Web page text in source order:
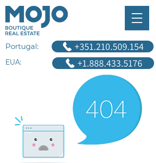
+1.888.433.5176
+351.210.509.154
Portugal:
EUA: